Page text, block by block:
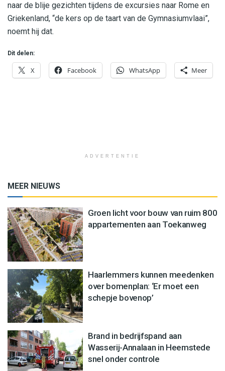
naar de blije gezichten tijdens de excursies naar Rome en
Griekenland, “de kers op de taart van de Gymnasiumvlaai”,
noemt hij dat.
Dit delen:
X Facebook WhatsApp Meer
ADVERTENTIE
MEER NIEUWS
Groen licht voor bouw van ruim 800
appartementen aan Toekanweg
Haarlemmers kunnen meedenken
over bomenplan: ‘Er moet een
schepje bovenop’
Brand in bedrijfspand aan
Wasserij-Annalaan in Heemstede
snel onder controle